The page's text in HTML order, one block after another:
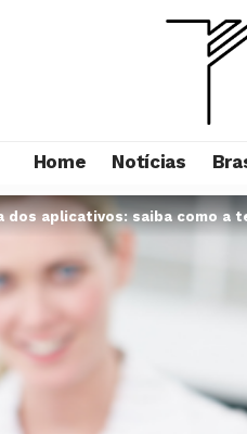
Home Notícias
dos aplicativos: saiba como a